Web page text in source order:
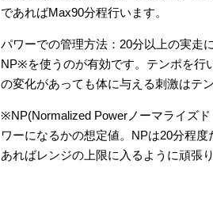
であればMax90分程行います。
パワーでの管理方法：20分以上の実走
NP※を使うのが有効です。テンポを行
の変化があっても体に与える刺激はテ
※NP(Normalized Powerノーマライズ
ワーになるかの想定値。NPは20分程
あればレンジの上限に入るように頑張り